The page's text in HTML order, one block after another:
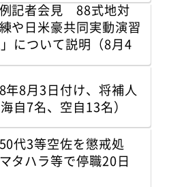
記者会見 88式地対
や日米豪共同実動演習
」について説明（8月4
8月3日付け、将補人
自7名、空自13名）
代3等空佐を懲戒処
タハラ等で停職20日